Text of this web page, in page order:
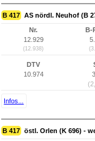
B 417 AS nördl. Neuhof (B
Nr.
12.929
(12.938)
B-
DTV
10.974
Infos...
B 417 östl. Orlen (K 696) -